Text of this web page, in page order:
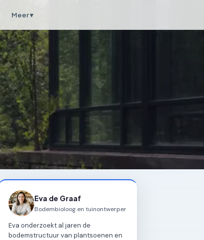
Meer ▾
Eva de Graaf
Bodembioloog en tuinontwerper
Eva onderzoekt al jaren de
bodemstructuur van plantsoenen en